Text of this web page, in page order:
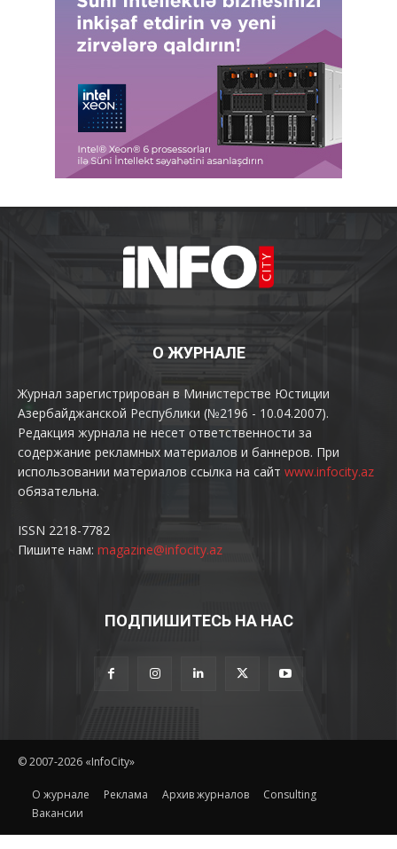
О ЖУРНАЛЕ
Журнал зарегистрирован в Министерстве Юстиции
Азербайджанской Республики (№2196 - 10.04.2007).
Редакция журнала не несет ответственности за
содержание рекламных материалов и баннеров. При
использовании материалов ссылка на сайт www.infocity.az
обязательна.
ISSN 2218-7782
Пишите нам: magazine@infocity.az
ПОДПИШИТЕСЬ НА НАС
© 2007-2026 «InfoCity»
O журнале Реклама Архив журналов
Consulting
Вакансии